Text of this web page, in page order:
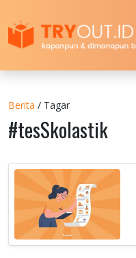
Berita / Tagar
#tesSkolastik